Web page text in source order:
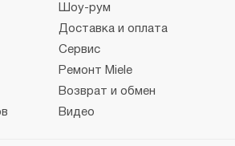
Шоу-рум
Доставка и оплата
Сервис
Ремонт Miele
Возврат и обмен
Видео